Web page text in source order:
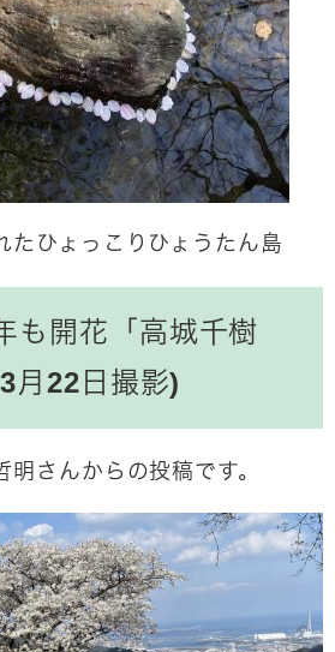
たひょっこりひょうたん島
も開花「高城千樹
月22日撮影)
さんからの投稿です。